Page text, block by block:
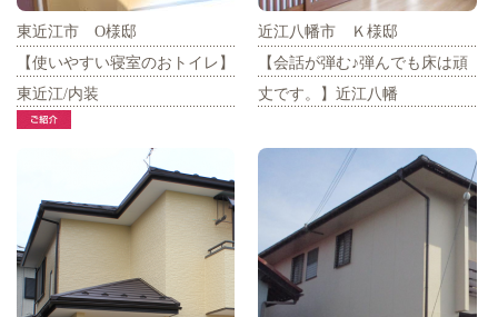
東近江市 O様邸
【使いやすい寝室のおトイレ】
東近江/内装
近江八幡市 Ｋ様邸
【会話が弾む♪弾んでも床は頑
丈です。】近江八幡